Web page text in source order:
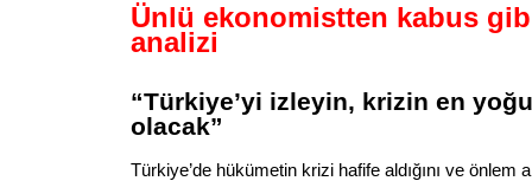
Ünlü ekonomistten kabus
analizi
“Türkiye’yi izleyin, krizin en
olacak”
Türkiye’de hükümetin krizi hafife aldığını ve önlem